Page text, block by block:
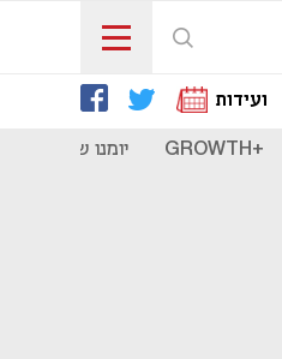
ועידות
+GROWTH יומנו של